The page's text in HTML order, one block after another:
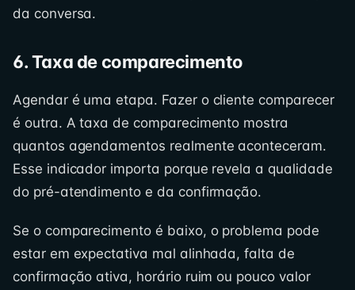
da conversa.
6. Taxa de comparecimento
Agendar é uma etapa. Fazer o cliente comparecer
é outra. A taxa de comparecimento mostra
quantos agendamentos realmente aconteceram.
Esse indicador importa porque revela a qualidade
do pré-atendimento e da confirmação.
Se o comparecimento é baixo, o problema pode
estar em expectativa mal alinhada, falta de
confirmação ativa, horário ruim ou pouco valor